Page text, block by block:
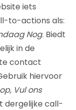
iets
to-actions als:
Nog. Biedt
in de
contact
hiervoor
Vul ons
dergelijke call-